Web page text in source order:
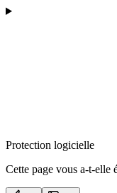
Protection logicielle
Cette page vous a-t-elle